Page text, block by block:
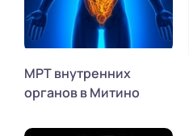
МРТ внутренних
органов в Митино